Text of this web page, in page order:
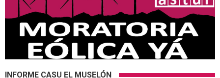
INFORME CASU EL MUSELÓN